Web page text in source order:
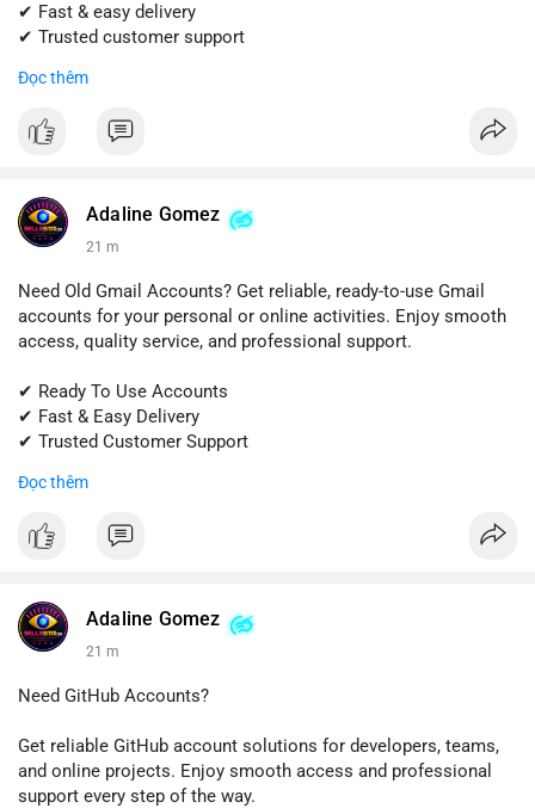
✔ Fast & easy delivery
✔ Trusted customer support
📱 WhatsApp: +1 (681) 549-2683
Đọc thêm
Adaline Gomez
21 m
Need Old Gmail Accounts? Get reliable, ready-to-use Gmail
accounts for your personal or online activities. Enjoy smooth
access, quality service, and professional support.
✔ Ready To Use Accounts
✔ Fast & Easy Delivery
✔ Trusted Customer Support
📱 WhatsApp: +1 (681) 549-2683
Đọc thêm
Adaline Gomez
21 m
Need GitHub Accounts?
Get reliable GitHub account solutions for developers, teams,
and online projects. Enjoy smooth access and professional
support every step of the way.